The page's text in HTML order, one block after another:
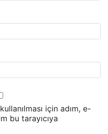
için adım, e-
bu tarayıcıya